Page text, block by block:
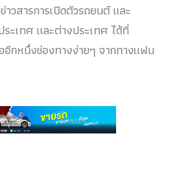
วสารการเปิดตัวรถยนต์ และ
ะเทศ และต่างประเทศ ได้ที่
กหนึ่งช่องทางง่ายๆ จากทางแฟน